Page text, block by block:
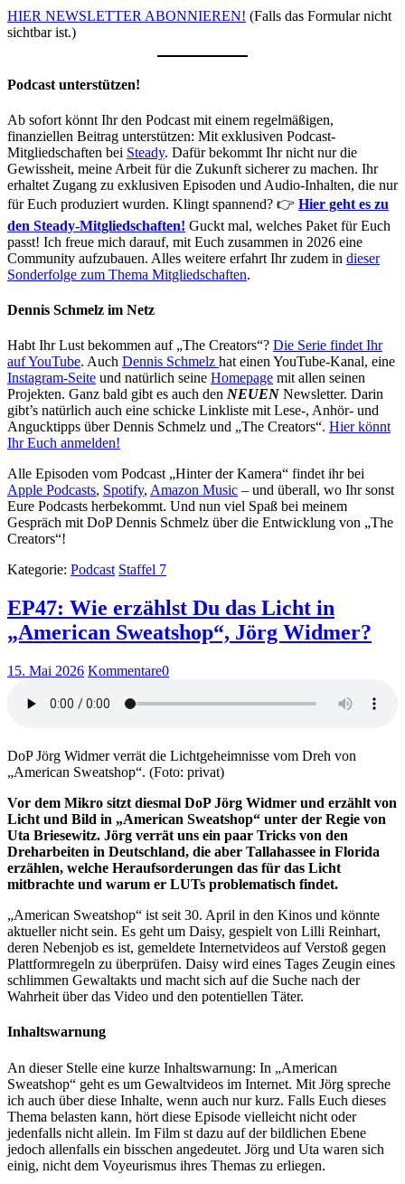
HIER NEWSLETTER ABONNIEREN! (Falls das Formular nicht
sichtbar ist.)
Podcast unterstützen!
Ab sofort könnt Ihr den Podcast mit einem regelmäßigen,
finanziellen Beitrag unterstützen: Mit exklusiven Podcast-
Mitgliedschaften bei Steady. Dafür bekommt Ihr nicht nur die
Gewissheit, meine Arbeit für die Zukunft sicherer zu machen. Ihr
erhaltet Zugang zu exklusiven Episoden und Audio-Inhalten, die nur
für Euch produziert wurden. Klingt spannend? 👉 Hier geht es zu
den Steady-Mitgliedschaften! Guckt mal, welches Paket für Euch
passt! Ich freue mich darauf, mit Euch zusammen in 2026 eine
Community aufzubauen. Alles weitere erfahrt Ihr zudem in dieser
Sonderfolge zum Thema Mitgliedschaften.
Dennis Schmelz im Netz
Habt Ihr Lust bekommen auf „The Creators“? Die Serie findet Ihr
auf YouTube. Auch Dennis Schmelz hat einen YouTube-Kanal, eine
Instagram-Seite und natürlich seine Homepage mit allen seinen
Projekten. Ganz bald gibt es auch den NEUEN Newsletter. Darin
gibt’s natürlich auch eine schicke Linkliste mit Lese-, Anhör- und
Angucktipps über Dennis Schmelz und „The Creators“. Hier könnt
Ihr Euch anmelden!
Alle Episoden vom Podcast „Hinter der Kamera“ findet ihr bei
Apple Podcasts, Spotify, Amazon Music – und überall, wo Ihr sonst
Eure Podcasts herbekommt. Und nun viel Spaß bei meinem
Gespräch mit DoP Dennis Schmelz über die Entwicklung von „The
Creators“!
Kategorie: Podcast Staffel 7
EP47: Wie erzählst Du das Licht in
„American Sweatshop“, Jörg Widmer?
15. Mai 2026 Kommentare0
DoP Jörg Widmer verrät die Lichtgeheimnisse vom Dreh von
„American Sweatshop“. (Foto: privat)
Vor dem Mikro sitzt diesmal DoP Jörg Widmer und erzählt von
Licht und Bild in „American Sweatshop“ unter der Regie von
Uta Briesewitz. Jörg verrät uns ein paar Tricks von den
Dreharbeiten in Deutschland, die aber Tallahassee in Florida
erzählen, welche Heraufsorderungen das für das Licht
mitbrachte und warum er LUTs problematisch findet.
„American Sweatshop“ ist seit 30. April in den Kinos und könnte
aktueller nicht sein. Es geht um Daisy, gespielt von Lilli Reinhart,
deren Nebenjob es ist, gemeldete Internetvideos auf Verstoß gegen
Plattformregeln zu überprüfen. Daisy wird eines Tages Zeugin eines
schlimmen Gewaltakts und macht sich auf die Suche nach der
Wahrheit über das Video und den potentiellen Täter.
Inhaltswarnung
An dieser Stelle eine kurze Inhaltswarnung: In „American
Sweatshop“ geht es um Gewaltvideos im Internet. Mit Jörg spreche
ich auch über diese Inhalte, wenn auch nur kurz. Falls Euch dieses
Thema belasten kann, hört diese Episode vielleicht nicht oder
jedenfalls nicht allein. Im Film st dazu auf der bildlichen Ebene
jedoch allenfalls ein bisschen angedeutet. Jörg und Uta waren sich
einig, nicht dem Voyeurismus ihres Themas zu erliegen.